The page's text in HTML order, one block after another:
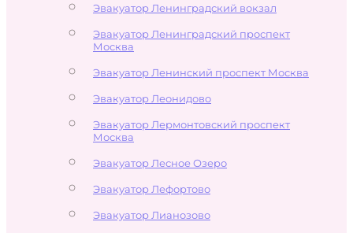
Эвакуатор Ленинградский вокзал
Эвакуатор Ленинградский проспект
Москва
Эвакуатор Ленинский проспект Москва
Эвакуатор Леонидово
Эвакуатор Лермонтовский проспект
Москва
Эвакуатор Лесное Озеро
Эвакуатор Лефортово
Эвакуатор Лианозово